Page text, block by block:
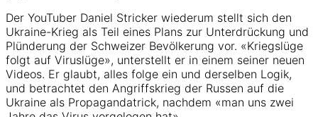
Der YouTuber Daniel Stricker wiederum stellt sich den
Ukraine-Krieg als Teil eines Plans zur Unterdrückung und
Plünderung der Schweizer Bevölkerung vor. «Kriegslüge
folgt auf Viruslüge», unterstellt er in einem seiner neuen
Videos. Er glaubt, alles folge ein und derselben Logik,
und betrachtet den Angriffskrieg der Russen auf die
Ukraine als Propagandatrick, nachdem «man uns zwei